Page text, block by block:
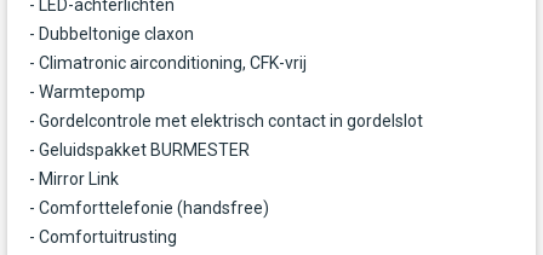
- LED-achterlichten
- Dubbeltonige claxon
- Climatronic airconditioning, CFK-vrij
- Warmtepomp
- Gordelcontrole met elektrisch contact in gordelslot
- Geluidspakket BURMESTER
- Mirror Link
- Comforttelefonie (handsfree)
- Comfortuitrusting